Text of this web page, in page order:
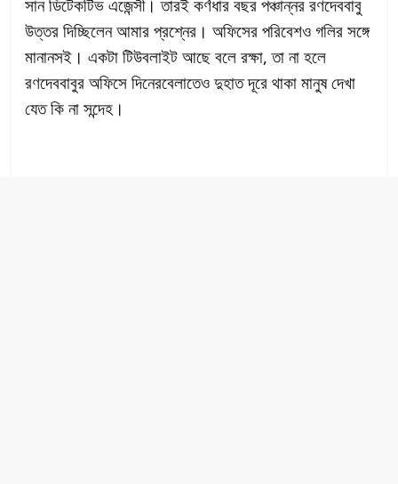
সান ডিটেকটিভ এজেন্সী। তারই কর্ণধার বছর পঞ্চান্নর রণদেববাবু
উত্তর দিচ্ছিলেন আমার প্রশ্নের। অফিসের পরিবেশও গলির সঙ্গে
মানানসই। একটা টিউবলাইট আছে বলে রক্ষা, তা না হলে
রণদেববাবুর অফিসে দিনেরবেলাতেও দুহাত দূরে থাকা মানুষ দেখা
যেত কি না সন্দেহ।